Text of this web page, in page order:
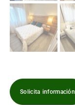
Solicita información